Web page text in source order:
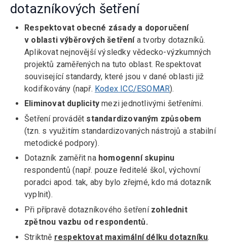
dotazníkových šetření
Respektovat obecné zásady a doporučení
v oblasti výběrových šetření a tvorby dotazníků.
Aplikovat nejnovější výsledky vědecko-výzkumných
projektů zaměřených na tuto oblast. Respektovat
související standardy, které jsou v dané oblasti již
kodifikovány (např. Kodex ICC/ESOMAR).
Eliminovat duplicity mezi jednotlivými šetřeními.
Šetření provádět standardizovaným způsobem
(tzn. s využitím standardizovaných nástrojů a stabilní
metodické podpory).
Dotazník zaměřit na homogenní skupinu
respondentů (např. pouze ředitelé škol, výchovní
poradci apod. tak, aby bylo zřejmé, kdo má dotazník
vyplnit).
Při přípravě dotazníkového šetření zohlednit
zpětnou vazbu od respondentů.
Striktně respektovat maximální délku dotazníku.